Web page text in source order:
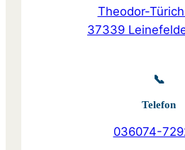
Theodor-
37339
📞
Telefon
036074-